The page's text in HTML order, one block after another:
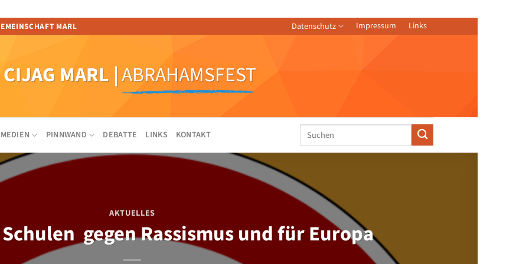
MARL Datenschutz Impressum Links
CIJAG MARL|ABRAHAMSFEST
MEDIEN PINNWAND DEBATTE LINKS KONTAKT
AKTUELLES
gegen Rassismus und für Europa